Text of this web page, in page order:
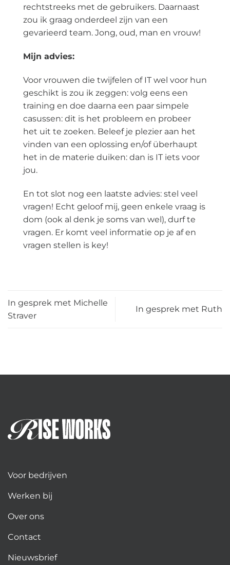
rechtstreeks met de gebruikers. Daarnaast
zou ik graag onderdeel zijn van een
gevarieerd team. Jong, oud, man en vrouw!
Mijn advies:
Voor vrouwen die twijfelen of IT wel voor hun
geschikt is zou ik zeggen: volg eens een
training en doe daarna een paar simpele
casussen: dit is het probleem en probeer
het uit te zoeken. Beleef je plezier aan het
vinden van een oplossing en/of überhaupt
het in de materie duiken: dan is IT iets voor
jou.
En tot slot nog een laatste advies: stel veel
vragen! Echt geloof mij, geen enkele vraag is
dom (ook al denk je soms van wel), durf te
vragen. Er komt veel informatie op je af en
vragen stellen is key!
In gesprek met Michelle
Straver
In gesprek met Ruth
Voor bedrijven
Werken bij
Over ons
Contact
Nieuwsbrief